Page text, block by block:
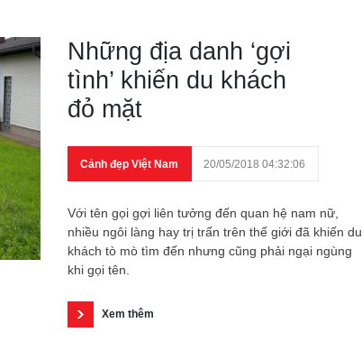
Những địa danh ‘gợi
tình’ khiến du khách
đỏ mặt
Cảnh đẹp Việt Nam 20/05/2018 04:32:06
Với tên gọi gợi liên tưởng đến quan hệ nam nữ,
nhiều ngôi làng hay trị trấn trên thế giới đã khiến du
khách tò mò tìm đến nhưng cũng phải ngại ngùng
khi gọi tên.
Xem thêm